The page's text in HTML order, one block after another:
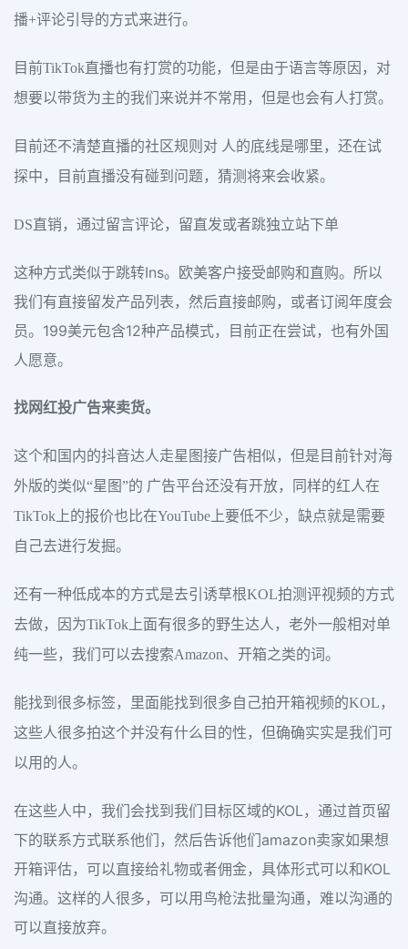
播+评论引导的方式来进行。
目前TikTok直播也有打赏的功能，但是由于语言等原因，对
想要以带货为主的我们来说并不常用，但是也会有人打赏。
目前还不清楚直播的社区规则对 人的底线是哪里，还在试
探中，目前直播没有碰到问题，猜测将来会收紧。
DS直销，通过留言评论，留直发或者跳独立站下单
这种方式类似于跳转Ins。欧美客户接受邮购和直购。所以
我们有直接留发产品列表，然后直接邮购，或者订阅年度会
员。199美元包含12种产品模式，目前正在尝试，也有外国
人愿意。
找网红投广告来卖货。
这个和国内的抖音达人走星图接广告相似，但是目前针对海
外版的类似“星图”的 广告平台还没有开放，同样的红人在
TikTok上的报价也比在YouTube上要低不少，缺点就是需要
自己去进行发掘。
还有一种低成本的方式是去引诱草根KOL拍测评视频的方式
去做，因为TikTok上面有很多的野生达人，老外一般相对单
纯一些，我们可以去搜索Amazon、开箱之类的词。
能找到很多标签，里面能找到很多自己拍开箱视频的KOL，
这些人很多拍这个并没有什么目的性，但确确实实是我们可
以用的人。
在这些人中，我们会找到我们目标区域的KOL，通过首页留
下的联系方式联系他们，然后告诉他们amazon卖家如果想
开箱评估，可以直接给礼物或者佣金，具体形式可以和KOL
沟通。这样的人很多，可以用鸟枪法批量沟通，难以沟通的
可以直接放弃。